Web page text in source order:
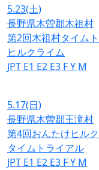
5.23(土)
長野県木曽郡木祖村
第2回木祖村タイム
ヒルクライム
JPT E1 E2 E3 FY M
5.17(日)
長野県木曽郡王滝村
第4回おんたけヒル
タイムトライアル
JPT E1 E2 E3 FY M